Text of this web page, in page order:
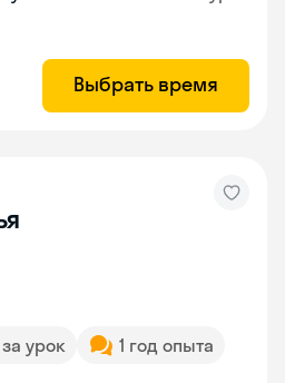
Выбрать время
за урок 1 год опыта